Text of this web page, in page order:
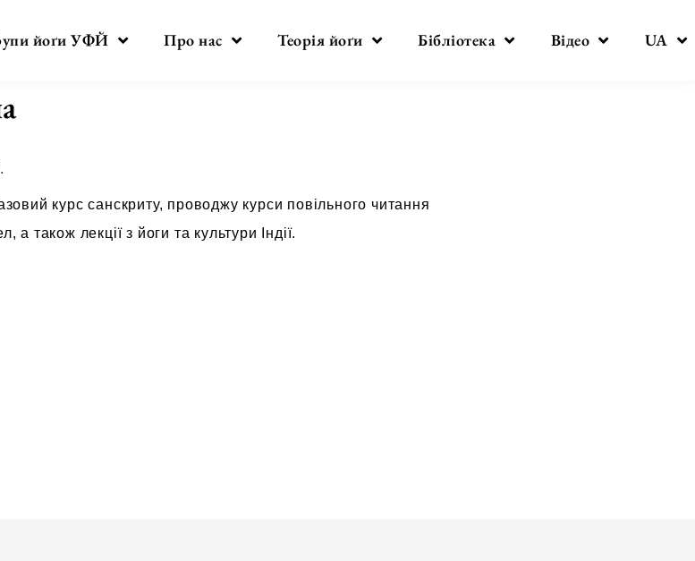
йоґи УФЙ Про нас Теорія йоґи Бібліотека Відео UA
курс санскриту, проводжу курси повільного читання
а також лекції з йоги та культури Індії.